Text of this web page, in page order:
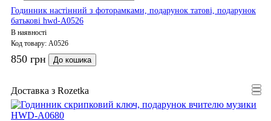
Годинник настінний з фоторамками, подарунок татові, подарунок
батькові hwd-A0526
В наявності
Код товару: A0526
850 грн До кошика
Доставка з Rozetka